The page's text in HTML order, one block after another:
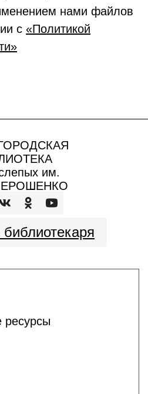
нами файлов
с «Политикой
им.
ЕРОШЕНКО